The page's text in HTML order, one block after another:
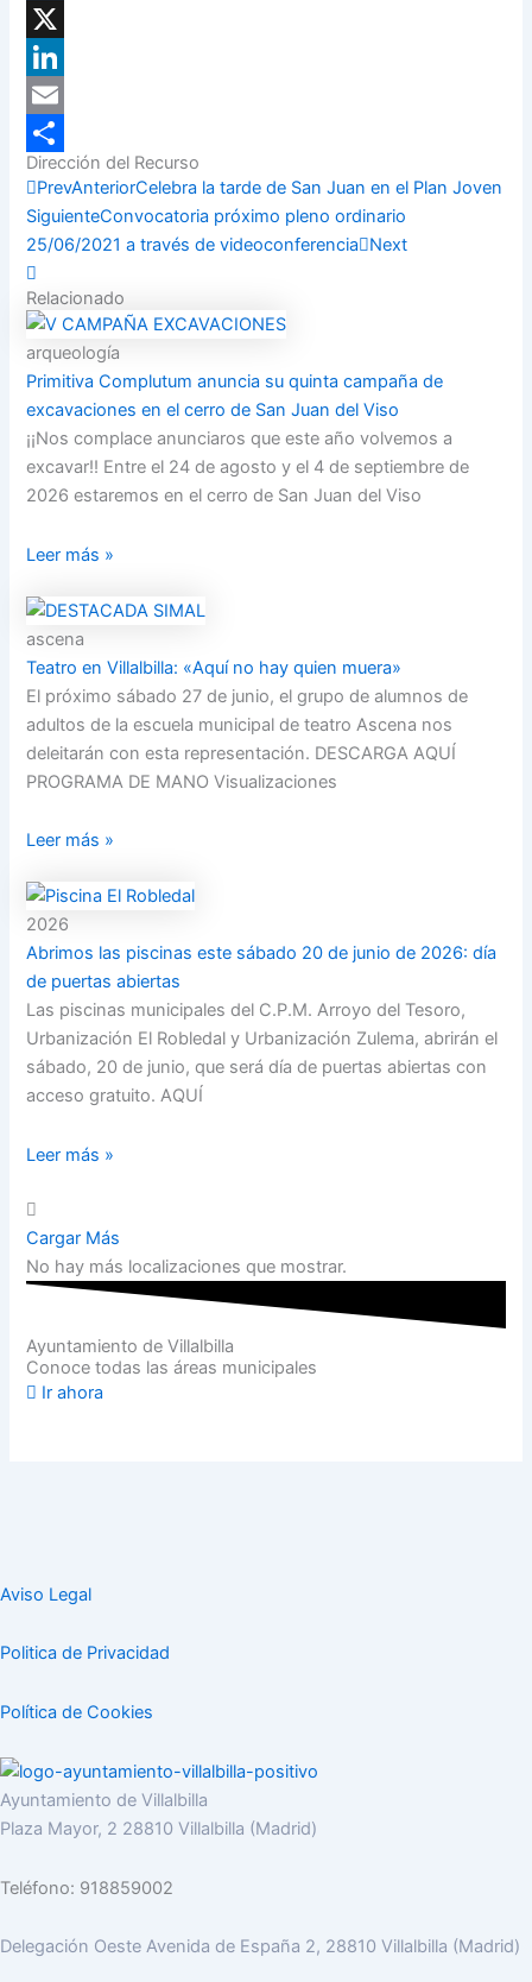
Facebook
X
LinkedIn
Email
Compartir
Dirección del Recurso
PrevAnteriorCelebra la tarde de San Juan en el Plan Joven
SiguienteConvocatoria próximo pleno ordinario
25/06/2021 a través de videoconferencia
Next
Relacionado
arqueología
Primitiva Complutum anuncia su quinta campaña de
excavaciones en el cerro de San Juan del Viso
¡¡Nos complace anunciaros que este año volvemos a
excavar!! Entre el 24 de agosto y el 4 de septiembre de
2026 estaremos en el cerro de San Juan del Viso
Leer más »
ascena
Teatro en Villalbilla: «Aquí no hay quien muera»
El próximo sábado 27 de junio, el grupo de alumnos de
adultos de la escuela municipal de teatro Ascena nos
deleitarán con esta representación. DESCARGA AQUÍ
PROGRAMA DE MANO Visualizaciones
Leer más »
2026
Abrimos las piscinas este sábado 20 de junio de 2026: día
de puertas abiertas
Las piscinas municipales del C.P.M. Arroyo del Tesoro,
Urbanización El Robledal y Urbanización Zulema, abrirán el
sábado, 20 de junio, que será día de puertas abiertas con
acceso gratuito. AQUÍ
Leer más »
Cargar Más
No hay más localizaciones que mostrar.
Ayuntamiento de Villalbilla
Conoce todas las áreas municipales
Ir ahora
Aviso Legal
Politica de Privacidad
Política de Cookies
Ayuntamiento de Villalbilla
Plaza Mayor, 2 28810 Villalbilla (Madrid)
Teléfono: 918859002
Delegación Oeste Avenida de España 2, 28810 Villalbilla (Madrid)